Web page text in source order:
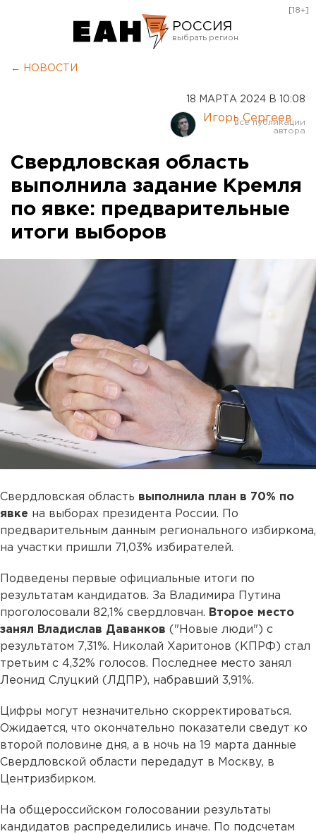
РОССИЯ
Курган
Оренбург
[18+]
← НОВОСТИ
18 МАРТА 2024 В 10:08
Игорь Сергеев
Свердловская область
выполнила задание Кремля
по явке: предварительные
итоги выборов
Свердловская область выполнила план в 70% по
явке на выборах президента России. По
предварительным данным регионального избиркома,
на участки пришли 71,03% избирателей.
Подведены первые официальные итоги по
результатам кандидатов. За Владимира Путина
проголосовали 82,1% свердловчан. Второе место
занял Владислав Даванков ("Новые люди") с
результатом 7,31%. Николай Харитонов (КПРФ) стал
третьим с 4,32% голосов. Последнее место занял
Леонид Слуцкий (ЛДПР), набравший 3,91%.
Цифры могут незначительно скорректироваться.
Ожидается, что окончательно показатели сведут ко
второй половине дня, а в ночь на 19 марта данные
Свердловской области передадут в Москву, в
Центризбирком.
На общероссийском голосовании результаты
кандидатов распределились иначе. По подсчетам